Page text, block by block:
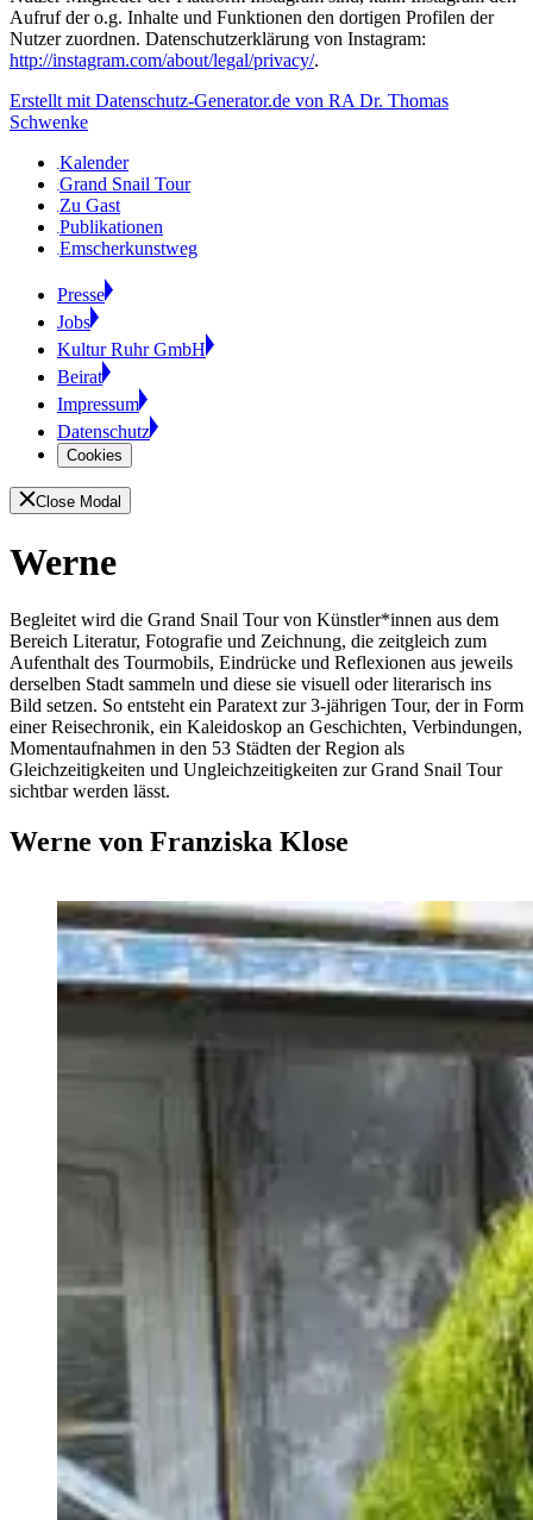
Aufruf der o.g. Inhalte und Funktionen den dortigen Profilen der
Nutzer zuordnen. Datenschutzerklärung von Instagram:
http://instagram.com/about/legal/privacy/.
Erstellt mit Datenschutz-Generator.de von RA Dr. Thomas
Schwenke
Kalender
Grand Snail Tour
Zu Gast
Publikationen
Emscherkunstweg
Presse
Jobs
Kultur Ruhr GmbH
Beirat
Impressum
Datenschutz
Cookies
Close Modal
Werne
Begleitet wird die Grand Snail Tour von Künstler*innen aus dem
Bereich Literatur, Fotografie und Zeichnung, die zeitgleich zum
Aufenthalt des Tourmobils, Eindrücke und Reflexionen aus jeweils
derselben Stadt sammeln und diese sie visuell oder literarisch ins
Bild setzen. So entsteht ein Paratext zur 3-jährigen Tour, der in Form
einer Reisechronik, ein Kaleidoskop an Geschichten, Verbindungen,
Momentaufnahmen in den 53 Städten der Region als
Gleichzeitigkeiten und Ungleichzeitigkeiten zur Grand Snail Tour
sichtbar werden lässt.
Werne von Franziska Klose